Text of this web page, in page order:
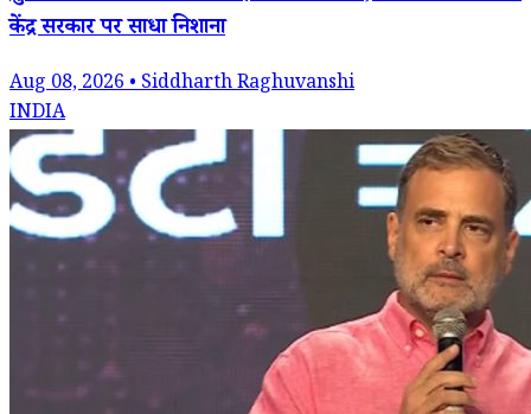
केंद्र सरकार पर साधा निशाना
Aug 08, 2026 • Siddharth Raghuvanshi
INDIA